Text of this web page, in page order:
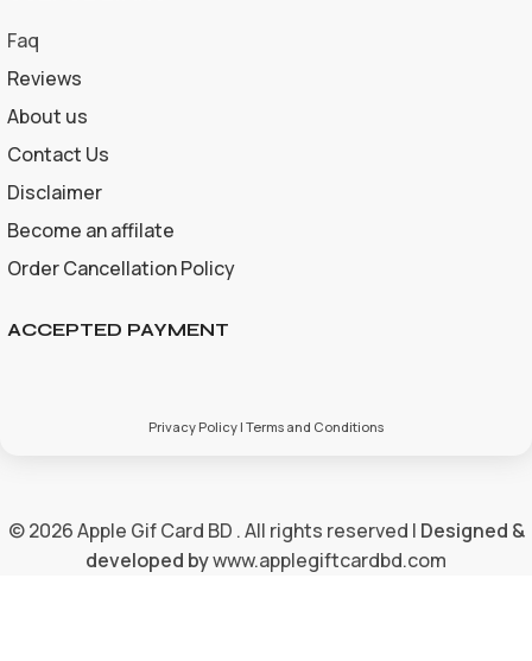
Faq
Reviews
About us
Contact Us
Disclaimer
Become an affilate
Order Cancellation Policy
ACCEPTED PAYMENT
Privacy Policy | Terms and Conditions
© 2026 Apple Gif Card BD . All rights reserved | Designed &
developed bywww.applegiftcardbd.com